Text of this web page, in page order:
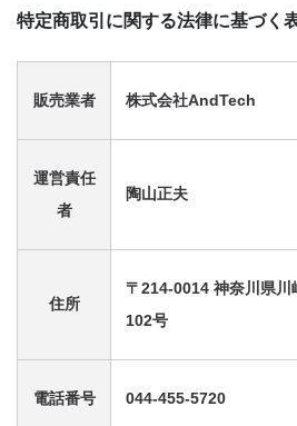
SITE MAP
特定商取引に関する法律に基づく
販売業者 株式会社AndTech
運営責任
者
陶山正夫
住所
〒214-0014 神奈川県
102号
電話番号 044-455-5720